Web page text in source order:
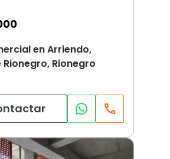
en Arriendo,
Rionegro